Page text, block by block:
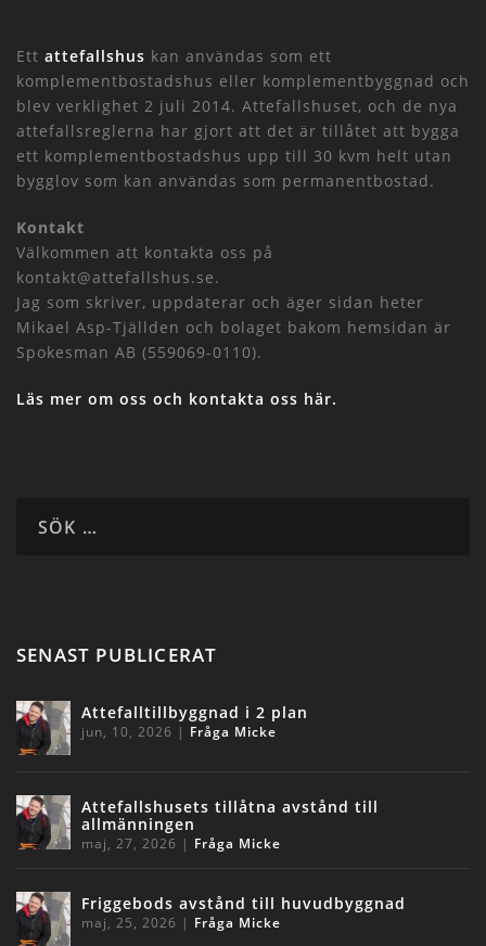
Ett attefallshus kan användas som ett
komplementbostadshus eller komplementbyggnad och
blev verklighet 2 juli 2014. Attefallshuset, och de nya
attefallsreglerna har gjort att det är tillåtet att bygga
ett komplementbostadshus upp till 30 kvm helt utan
bygglov som kan användas som permanentbostad.
Kontakt
Välkommen att kontakta oss på
kontakt@attefallshus.se.
Jag som skriver, uppdaterar och äger sidan heter
Mikael Asp-Tjällden och bolaget bakom hemsidan är
Spokesman AB (559069-0110).
Läs mer om oss och kontakta oss här.
SENAST PUBLICERAT
Attefalltillbyggnad i 2 plan
jun, 10, 2026 | Fråga Micke
Attefallshusets tillåtna avstånd till
allmänningen
maj, 27, 2026 | Fråga Micke
Friggebods avstånd till huvudbyggnad
maj, 25, 2026 | Fråga Micke